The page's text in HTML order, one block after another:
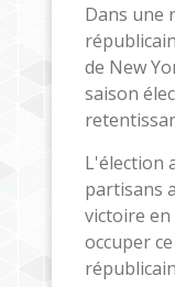
Dans une
de New
saison
L'élection
partisans
victoire
occuper